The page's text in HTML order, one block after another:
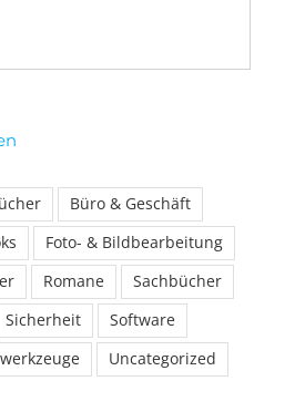
Büro & Geschäft
Foto- & Bildbearbeitung
Romane
Sachbücher
Sicherheit
Software
Uncategorized